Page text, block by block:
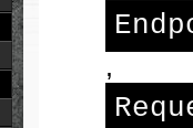
,